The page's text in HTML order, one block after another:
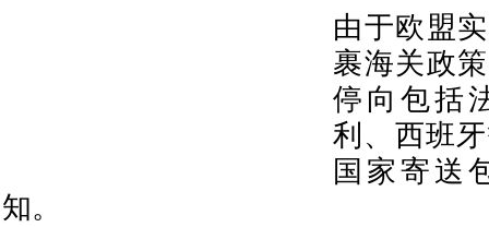
由于欧盟
裹海关政
停向包括
利、西班
国家寄送
知。